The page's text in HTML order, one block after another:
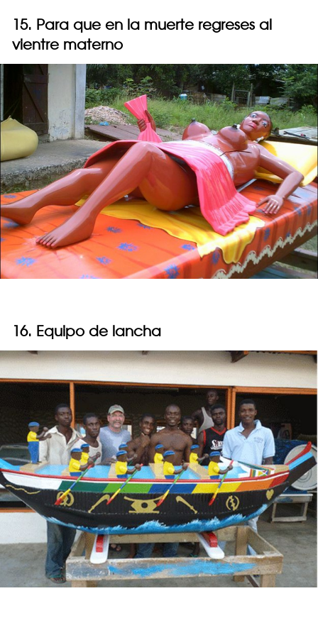
15. Para que en la muerte regreses al
vientre materno
16. Equipo de lancha